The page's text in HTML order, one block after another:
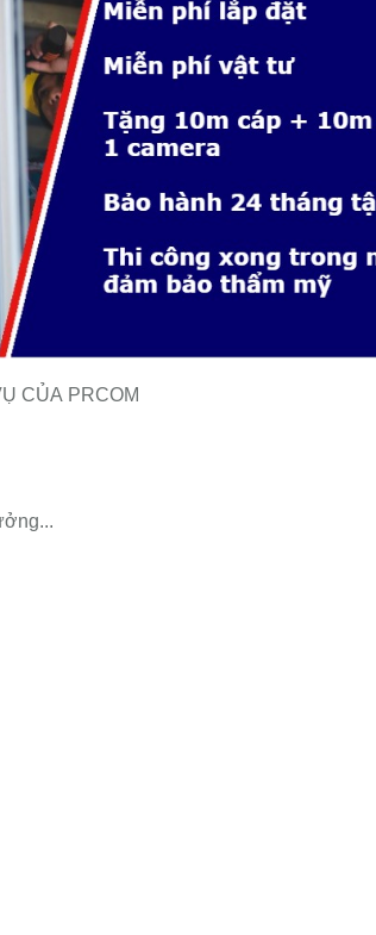
CỦA PRCOM